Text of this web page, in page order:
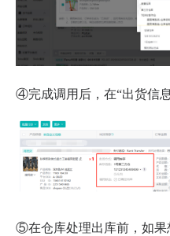
④完成调用后，在“出货信
⑤在仓库处理出库前，如果